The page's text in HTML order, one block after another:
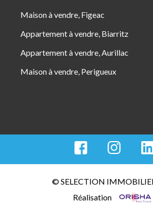
Maison à vendre, Figeac
Appartement à vendre, Biarritz
Appartement à vendre, Aurillac
Maison à vendre, Perigueux
© SELECTION
Réalisation